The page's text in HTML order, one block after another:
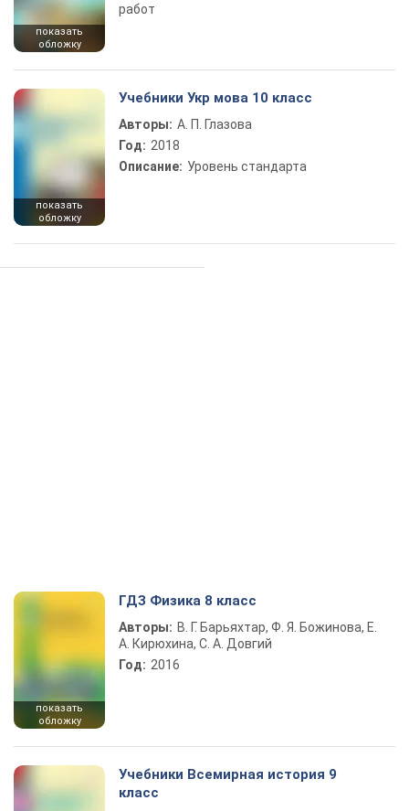
показать
обложку
работ
показать
обложку
Учебники Укр мова 10 класс
Авторы: А. П. Глазова
Год: 2018
Описание: Уровень стандарта
показать
обложку
ГДЗ Физика 8 класс
Авторы: В. Г. Барьяхтар, Ф. Я. Божинова, Е.
А. Кирюхина, С. А. Довгий
Год: 2016
Учебники Всемирная история 9
класс